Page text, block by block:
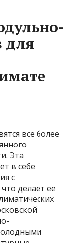
для
все более
Эта
в себе
с
делает ее